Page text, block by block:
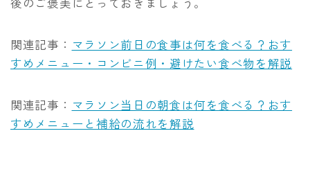
関連記事： マラソン前日の食事は何を食べる？おす
すめメニュー・コンビニ例・避けたい食べ物を解説
関連記事： マラソン当日の朝食は何を食べる？おす
すめメニューと補給の流れを解説